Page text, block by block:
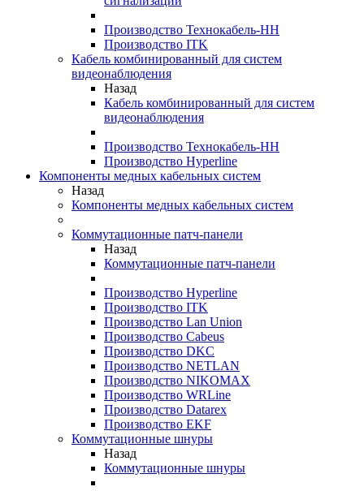
Производство Технокабель-НН
Производство ITK
Кабель комбинированный для систем
видеонаблюдения
Назад
Кабель комбинированный для систем
видеонаблюдения
Производство Технокабель-НН
Производство Hyperline
Компоненты медных кабельных систем
Назад
Компоненты медных кабельных систем
Коммутационные патч-панели
Назад
Коммутационные патч-панели
Производство Hyperline
Производство ITK
Производство Lan Union
Производство Cabeus
Производство DKC
Производство NETLAN
Производство NIKOMAX
Производство WRLine
Производство Datarex
Производство EKF
Коммутационные шнуры
Назад
Коммутационные шнуры